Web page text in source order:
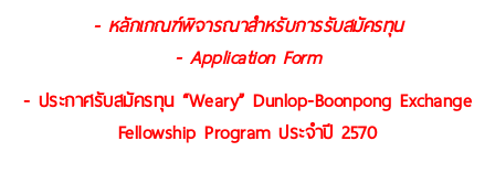
- หลักเกณฑ์พิจารณาสำหรับการรับสมัครทุน
- Application Form
- ประกาศรับสมัครทุน “Weary” Dunlop-Boonpong Exchange
Fellowship Program ประจำปี 2570